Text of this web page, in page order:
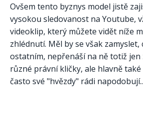
Ovšem tento byznys model jistě
vysokou sledovanost na Youtube,
videoklip, který můžete vidět níže
zhlédnutí. Měl by se však zamyslet,
ostatním, nepřenáší na ně totiž jen
různé právní kličky, ale hlavně
často své "hvězdy" rádi